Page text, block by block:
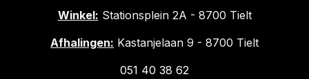
Winkel: Stationsplein 2A - 8700 Tielt
Afhalingen: Kastanjelaan 9 - 8700 Tielt
051 40 38 62